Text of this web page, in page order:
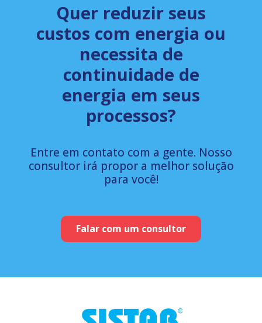
Quer reduzir seus
custos com energia ou
necessita de
continuidade de
energia em seus
processos?
Entre em contato com a gente. Nosso
consultor irá propor a melhor solução
para você!
Falar com um consultor